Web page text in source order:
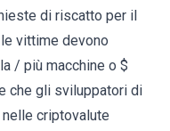
di riscatto per il
vittime devono
/ più macchine o $
che gli sviluppatori di
nelle criptovalute